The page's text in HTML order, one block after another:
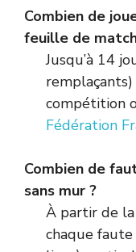
Combien de
feuille de
Jusqu’à 14
compétition
Fédération
Combien de
sans mur ?
À partir de
chaque